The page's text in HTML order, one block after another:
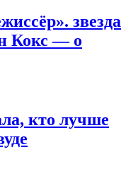
звезда
Кокс — о
кто лучше